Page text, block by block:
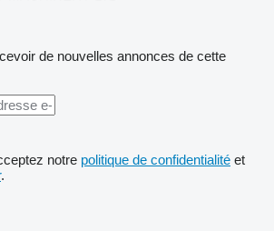
de nouvelles annonces de cette
notre politique de confidentialité et
.